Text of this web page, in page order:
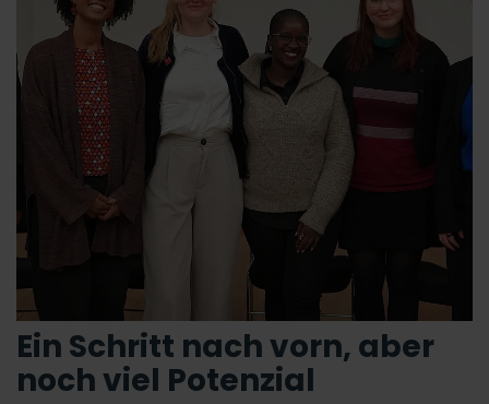
Ein Schritt nach vorn, aber
noch viel Potenzial